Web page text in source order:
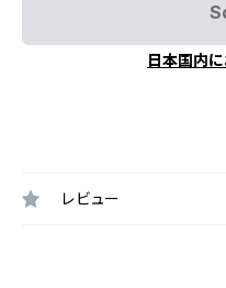
日本国内
レビュー